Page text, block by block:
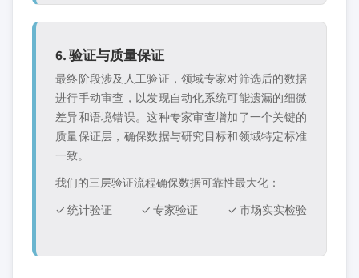
6. 验证与质量保证
最终阶段涉及人工验证，领域专家对筛选后的数据
进行手动审查，以发现自动化系统可能遗漏的细微
差异和语境错误。这种专家审查增加了一个关键的
质量保证层，确保数据与研究目标和领域特定标准
一致。
我们的三层验证流程确保数据可靠性最大化：
✓ 统计验证
✓ 专家验证 ✓ 市场实实检验